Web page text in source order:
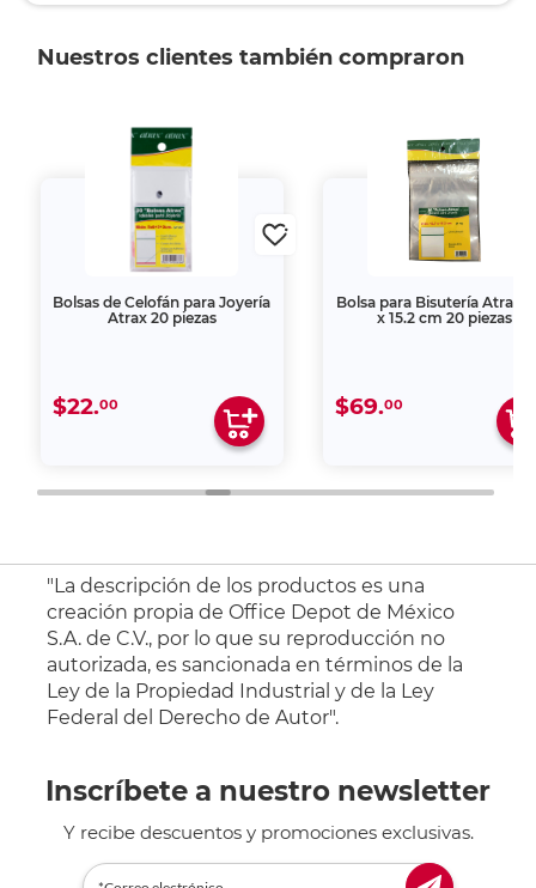
Nuestros clientes también compraron
Bolsas de Celofán para Joyería
Atrax 20 piezas
$22.00
Bolsa para Bisutería Atrax
x 15.2 cm 20 piezas
$69.00
"La descripción de los productos es una
creación propia de Office Depot de México
S.A. de C.V., por lo que su reproducción no
autorizada, es sancionada en términos de la
Ley de la Propiedad Industrial y de la Ley
Federal del Derecho de Autor".
Inscríbete a nuestro newsletter
Y recibe descuentos y promociones exclusivas.